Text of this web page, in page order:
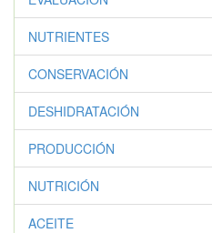
NUTRIENTES
CONSERVACIÓN
DESHIDRATACIÓN
PRODUCCIÓN
NUTRICIÓN
ACEITE